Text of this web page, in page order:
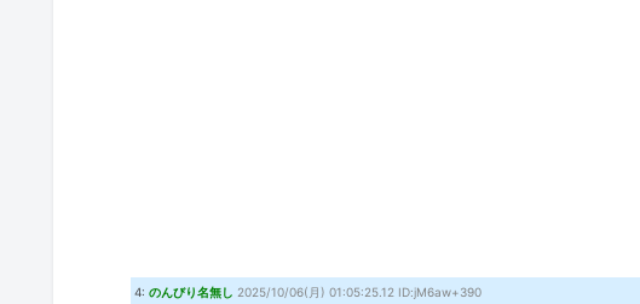
4: のんびり名無し 2025/10/06(月) 01:05:25.12 ID:jM6aw+390